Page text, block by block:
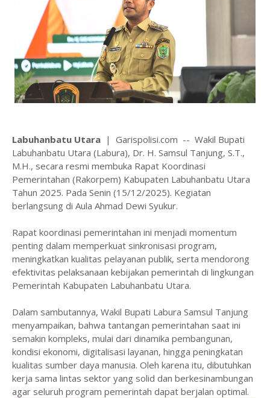
Labuhanbatu Utara | Garispolisi.com -- Wakil Bupati
Labuhanbatu Utara (Labura), Dr. H. Samsul Tanjung, S.T.,
M.H., secara resmi membuka Rapat Koordinasi
Pemerintahan (Rakorpem) Kabupaten Labuhanbatu Utara
Tahun 2025. Pada Senin (15/12/2025). Kegiatan
berlangsung di Aula Ahmad Dewi Syukur.
Rapat koordinasi pemerintahan ini menjadi momentum
penting dalam memperkuat sinkronisasi program,
meningkatkan kualitas pelayanan publik, serta mendorong
efektivitas pelaksanaan kebijakan pemerintah di lingkungan
Pemerintah Kabupaten Labuhanbatu Utara.
Dalam sambutannya, Wakil Bupati Labura Samsul Tanjung
menyampaikan, bahwa tantangan pemerintahan saat ini
semakin kompleks, mulai dari dinamika pembangunan,
kondisi ekonomi, digitalisasi layanan, hingga peningkatan
kualitas sumber daya manusia. Oleh karena itu, dibutuhkan
kerja sama lintas sektor yang solid dan berkesinambungan
agar seluruh program pemerintah dapat berjalan optimal.